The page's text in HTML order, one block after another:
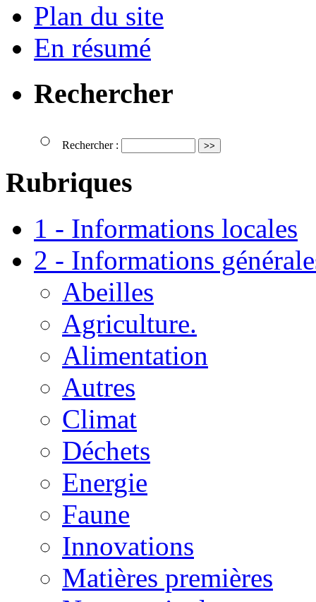
Plan du site
En résumé
Rechercher
Rechercher :
Rubriques
1 - Informations locales
2 - Informations
Abeilles
Agriculture.
Alimentation
Autres
Climat
Déchets
Energie
Faune
Innovations
Matières premières